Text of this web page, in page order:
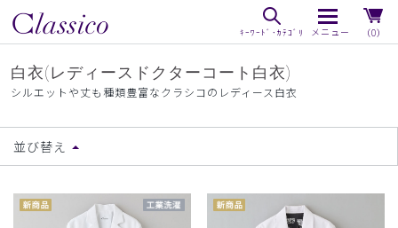
（0）
白衣(レディースドクターコート白衣)
シルエットや丈も種類豊富なクラシコのレディース白衣
並び替え